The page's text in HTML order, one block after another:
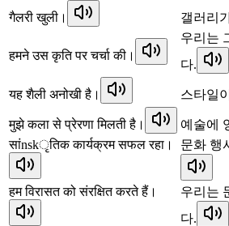
गैलरी खुली। 갤러리
हमने उस कृति पर चर्चा की।
우리는
다.
यह शैली अनोखी है। 스타일
मुझे कला से प्रेरणा मिलती है।
예술에
सांnskृतिक कार्यक्रम सफल रहा।
문화 행
हम विरासत को संरक्षित करते हैं।
우리는
다.